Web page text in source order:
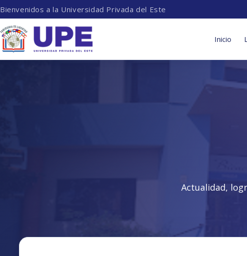
Bienvenidos a la Universidad Privada del Este
Inicio
Actualidad,